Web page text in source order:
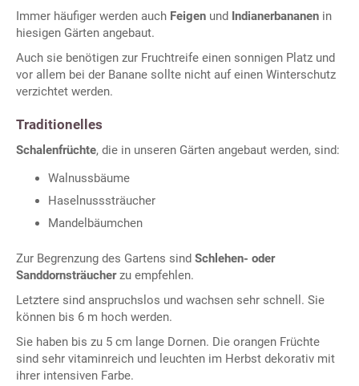
Immer häufiger werden auch Feigen und Indianerbananen in
hiesigen Gärten angebaut.
Auch sie benötigen zur Fruchtreife einen sonnigen Platz und
vor allem bei der Banane sollte nicht auf einen Winterschutz
verzichtet werden.
Traditionelles
Schalenfrüchte, die in unseren Gärten angebaut werden, sind:
Walnussbäume
Haselnusssträucher
Mandelbäumchen
Zur Begrenzung des Gartens sind Schlehen- oder
Sanddornsträucherzu empfehlen.
Letztere sind anspruchslos und wachsen sehr schnell. Sie
können bis 6 m hoch werden.
Sie haben bis zu 5 cm lange Dornen. Die orangen Früchte
sind sehr vitaminreich und leuchten im Herbst dekorativ mit
ihrer intensiven Farbe.